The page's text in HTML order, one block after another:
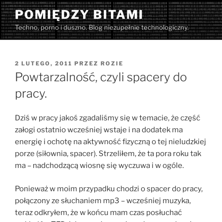
Przejdź
do
treści
POMIĘDZY BITAMI
Techno, porno i duszno. Blog niezupełnie technologiczny.
OPUBLIKOWANE
W
2 LUTEGO, 2011 PRZEZ ROZIE
Powtarzalność, czyli spacery do
pracy.
Dziś w pracy jakoś zgadaliśmy się w temacie, że część
załogi ostatnio wcześniej wstaje i na dodatek ma
energię i ochotę na aktywność fizyczną o tej nieludzkiej
porze (siłownia, spacer). Strzeliłem, że ta pora roku tak
ma – nadchodzącą wiosnę się wyczuwa i w ogóle.
Ponieważ w moim przypadku chodzi o spacer do pracy,
połączony ze słuchaniem mp3 – wcześniej muzyka,
teraz odkryłem, że w końcu mam czas posłuchać